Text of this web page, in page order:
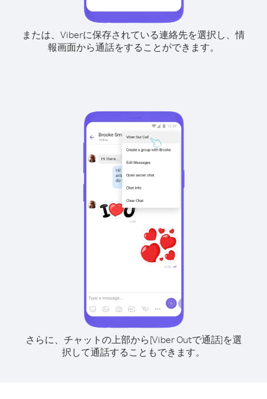
または、Viberに保存されている連絡先を選択し、情
報画面から通話をすることができます。
さらに、チャットの上部から[Viber Outで通話]を選
択して通話することもできます。